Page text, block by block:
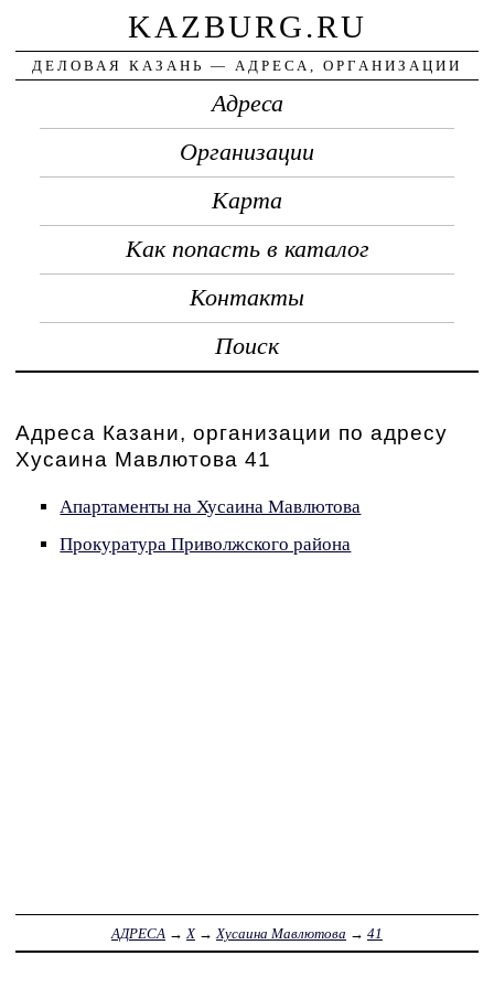
KAZBURG.RU
ДЕЛОВАЯ КАЗАНЬ — АДРЕСА, ОРГАНИЗАЦИИ
Адреса
Организации
Карта
Как попасть в каталог
Контакты
Поиск
Адреса Казани, организации по адресу
Хусаина Мавлютова 41
Апартаменты на Хусаина Мавлютова
Прокуратура Приволжского района
АДРЕСА → Х→ Хусаина Мавлютова → 41